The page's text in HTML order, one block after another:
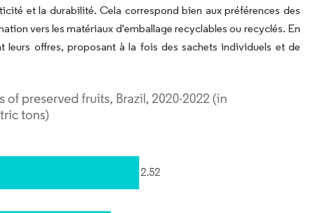
et la durabilité. Cela correspond bien aux préférences des
vers les matériaux d'emballage recyclables ou recyclés. En
offres, proposant à la fois des sachets individuels et de